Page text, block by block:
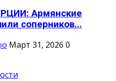
Армянские
соперников...
Март 31, 2026 0